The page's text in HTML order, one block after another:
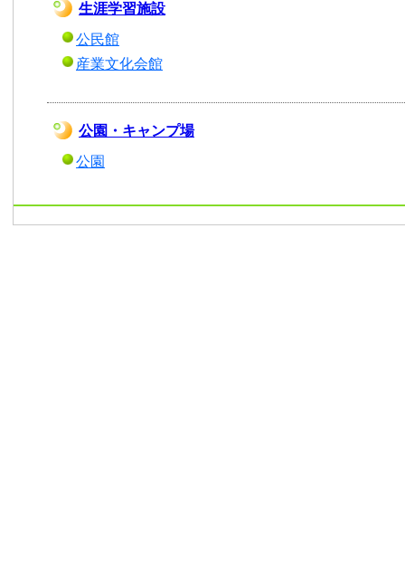
生涯学習施設
公民館
産業文化会館
公園・キャンプ場
公園